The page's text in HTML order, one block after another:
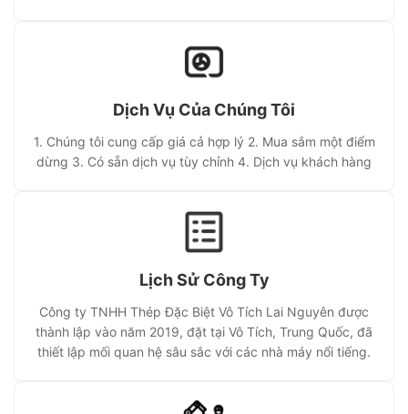
Dịch Vụ Của Chúng Tôi
1. Chúng tôi cung cấp giá cả hợp lý 2. Mua sắm một điểm
dừng 3. Có sẵn dịch vụ tùy chỉnh 4. Dịch vụ khách hàng
Lịch Sử Công Ty
Công ty TNHH Thép Đặc Biệt Vô Tích Lai Nguyên được
thành lập vào năm 2019, đặt tại Vô Tích, Trung Quốc, đã
thiết lập mối quan hệ sâu sắc với các nhà máy nổi tiếng.